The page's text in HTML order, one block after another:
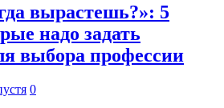
вырастешь?»: 5
надо задать
выбора профессии
0